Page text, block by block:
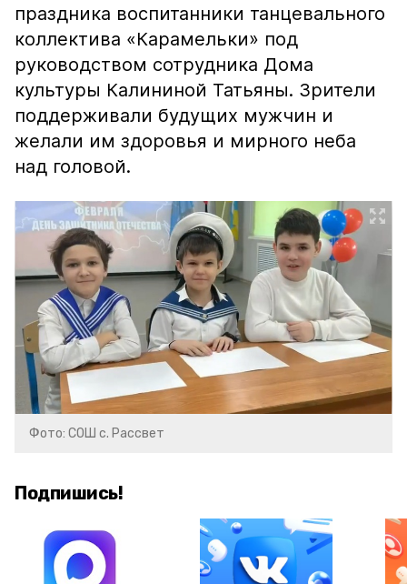
праздника воспитанники танцевального
коллектива «Карамельки» под
руководством сотрудника Дома
культуры Калининой Татьяны. Зрители
поддерживали будущих мужчин и
желали им здоровья и мирного неба
над головой.
Фото: СОШ с. Рассвет
Подпишись!